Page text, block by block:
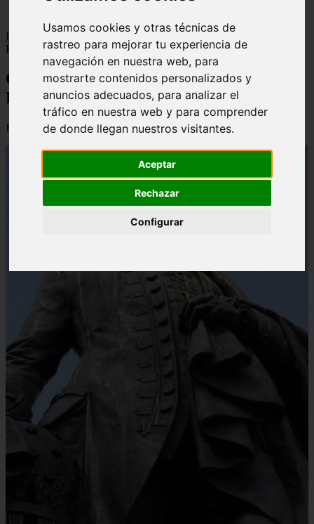
Usamos cookies y otras técnicas de
rastreo para mejorar tu experiencia de
navegación en nuestra web, para
mostrarte contenidos personalizados y
anuncios adecuados, para analizar el
tráfico en nuestra web y para comprender
de donde llegan nuestros visitantes.
Aceptar
Rechazar
Configurar
Inicio
financaspt > Quem Era Adam Smith E Qual O Seu
Pensamento Económico?
Quem Era Adam Smith E Qual O Seu
Pensamento Económico?
📅 06/09/2025